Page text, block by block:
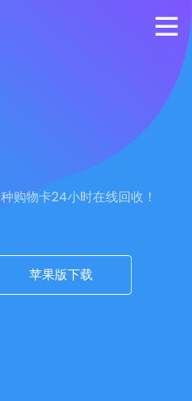
购物卡24小时在线回收！
苹果版下载